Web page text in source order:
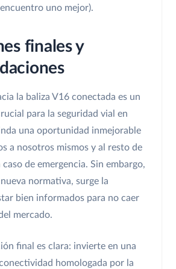
uno mejor).
finales y
la baliza V16 conectada es un
para la seguridad vial en
una oportunidad inmejorable
a nosotros mismos y al resto de
de emergencia. Sin embargo,
normativa, surge la
bien informados para no caer
mercado.
final es clara: invierte en una
homologada por la